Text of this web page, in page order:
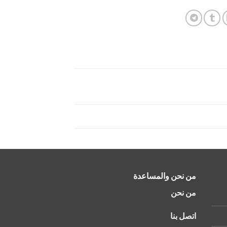
من نحن والمساعدة
من نحن
اتصل بنا